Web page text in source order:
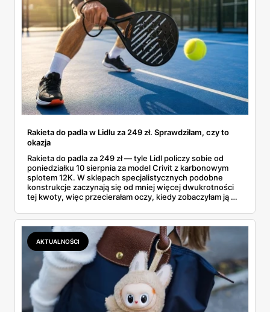
Rakieta do padla w Lidlu za 249 zł. Sprawdziłam, czy to
okazja
Rakieta do padla za 249 zł — tyle Lidl policzy sobie od
poniedziałku 10 sierpnia za model Crivit z karbonowym
splotem 12K. W sklepach specjalistycznych podobne
konstrukcje zaczynają się od mniej więcej dwukrotności
tej kwoty, więc przecierałam oczy, kiedy zobaczyłam ją w
najszybciej rosnący sport w Polsce: kortów przybywa
lawinowo, a chętnych jeszcze szybciej. Sprawdziłam, co
dokładnie dostajemy za te pieniądze i komu taka rakieta
faktycznie wystarczy.
AKTUALNOŚCI